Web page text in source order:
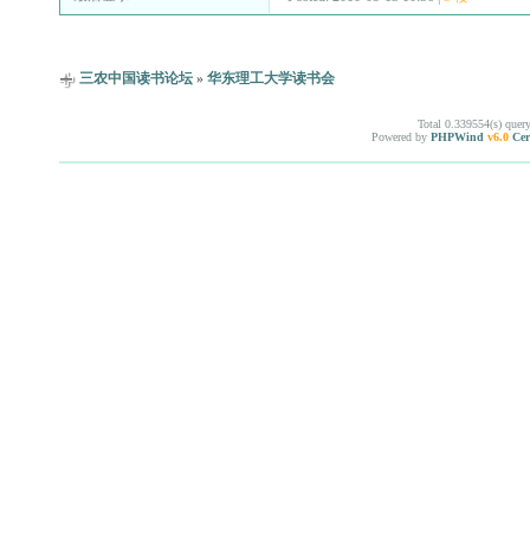
三农中国读书论坛 » 华东理工大学读书会
Total 0.339554(s)
Powered by PHPWind v6.0